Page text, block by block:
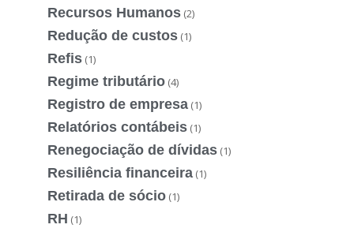
Recursos Humanos (2)
Redução de custos (1)
Refis (1)
Regime tributário (4)
Registro de empresa (1)
Relatórios contábeis (1)
Renegociação de dívidas (1)
Resiliência financeira (1)
Retirada de sócio (1)
RH (1)